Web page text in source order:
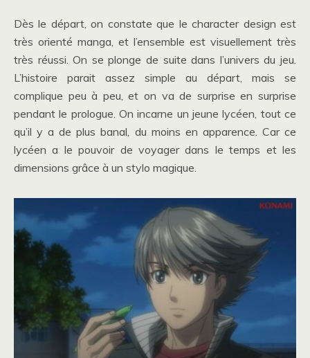
Dès le départ, on constate que le character design est
très orienté manga, et l’ensemble est visuellement très
très réussi. On se plonge de suite dans l’univers du jeu.
L’histoire parait assez simple au départ, mais se
complique peu à peu, et on va de surprise en surprise
pendant le prologue. On incarne un jeune lycéen, tout ce
qu’il y a de plus banal, du moins en apparence. Car ce
lycéen a le pouvoir de voyager dans le temps et les
dimensions grâce à un stylo magique.